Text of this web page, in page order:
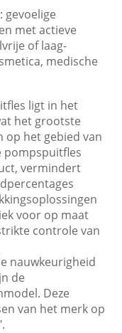
gevoelige
met actieve
of laag-
medische
ligt in het
het grootste
op het gebied van
pompspuitfles
vermindert
voor op maat
controle van
nauwkeurigheid
de
Deze
van het merk op